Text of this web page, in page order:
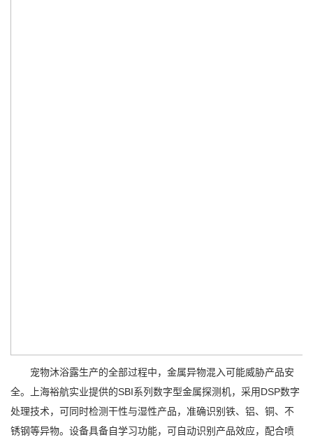
宠物沐浴露生产的全部过程中，金属异物混入可能威胁产品安
全。上海裕航实业提供的SBI系列数字型金属探测机，采用DSP数字
处理技术，可同时检测干性与湿性产品，准确识别铁、铝、铜、不
锈钢等异物。设备具备自学习功能，可自动识别产品效应，配合喷